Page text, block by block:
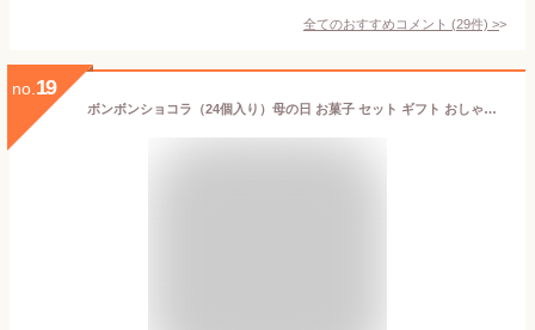
全てのおすすめコメント (29件) >
no. 19
ボンボンショコラ（24個入り）母の日 お菓子 セット ギフト おしゃれ チョコレート 高級 お祝い 春ギフト 入学 就職 手土産 ギフト 高級ショコラ 贈り物 チョコレート ボンボン 白金 麻布 茗荷谷 チョコレート おしゃれ ボンボン チョコレート ギフト デカダンス